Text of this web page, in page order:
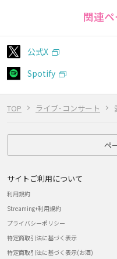
TOP ライブ･コンサート
関連
公式X
Spotify
ペ
サイトご利用について
利用規約
Streaming+利用規約
プライバシーポリシー
特定商取引法に基づく表示
特定商取引法に基づく表示(お酒)